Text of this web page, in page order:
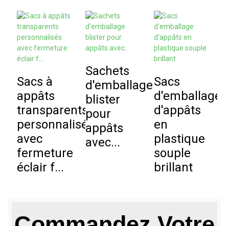
Sacs à
appâts
transparents
personnalisés
avec
fermeture
éclair f...
Sachets
d'emballage
blister
pour
appâts
avec...
Sacs
d'emballage
d'appâts
en
plastique
souple
brillant